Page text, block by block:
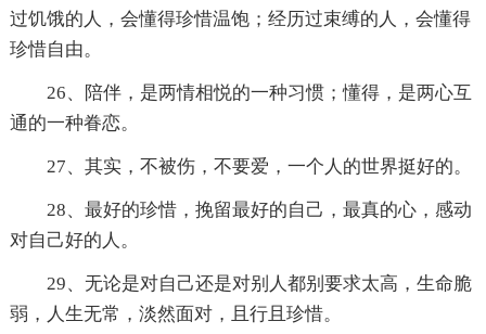
过饥饿的人，会懂得珍惜温饱；经历过束缚的人，会懂得
珍惜自由。
26、陪伴，是两情相悦的一种习惯；懂得，是两心互
通的一种眷恋。
27、其实，不被伤，不要爱，一个人的世界挺好的。
28、最好的珍惜，挽留最好的自己，最真的心，感动
对自己好的人。
29、无论是对自己还是对别人都别要求太高，生命脆
弱，人生无常，淡然面对，且行且珍惜。